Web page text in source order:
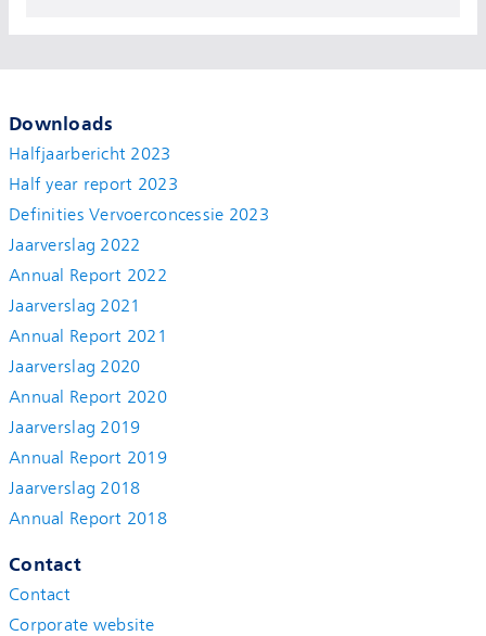
Downloads
Halfjaarbericht 2023
Half year report 2023
Definities Vervoerconcessie 2023
Jaarverslag 2022
Annual Report 2022
Jaarverslag 2021
Annual Report 2021
Jaarverslag 2020
Annual Report 2020
Jaarverslag 2019
Annual Report 2019
Jaarverslag 2018
Annual Report 2018
Contact
Contact
Corporate website